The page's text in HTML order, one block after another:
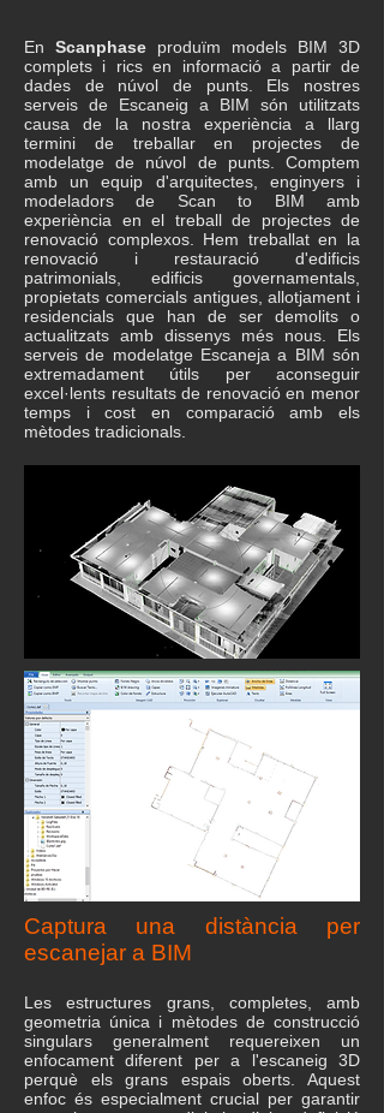
En Scanphase produïm models BIM 3D
complets i rics en informació a partir de
dades de núvol de punts. Els nostres
serveis de Escaneig a BIM són utilitzats
causa de la nostra experiència a llarg
termini de treballar en projectes de
modelatge de núvol de punts. Comptem
amb un equip d'arquitectes, enginyers i
modeladors de Scan to BIM amb
experiència en el treball de projectes de
renovació complexos. Hem treballat en la
renovació i restauració d'edificis
patrimonials, edificis governamentals,
propietats comercials antigues, allotjament i
residencials que han de ser demolits o
actualitzats amb dissenys més nous. Els
serveis de modelatge Escaneja a BIM són
extremadament útils per aconseguir
excel·lents resultats de renovació en menor
temps i cost en comparació amb els
mètodes tradicionals.
Captura una distància per
escanejar a BIM
Les estructures grans, completes, amb
geometria única i mètodes de construcció
singulars generalment requereixen un
enfocament diferent per a l'escaneig 3D
perquè els grans espais oberts. Aquest
enfoc és especialment crucial per garantir